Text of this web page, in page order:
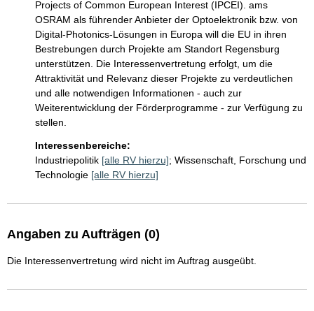
Projects of Common European Interest (IPCEI). ams
OSRAM als führender Anbieter der Optoelektronik bzw. von
Digital-Photonics-Lösungen in Europa will die EU in ihren
Bestrebungen durch Projekte am Standort Regensburg
unterstützen. Die Interessenvertretung erfolgt, um die
Attraktivität und Relevanz dieser Projekte zu verdeutlichen
und alle notwendigen Informationen - auch zur
Weiterentwicklung der Förderprogramme - zur Verfügung zu
stellen.
Interessenbereiche:
Industriepolitik [alle RV hierzu]; Wissenschaft, Forschung und
Technologie [alle RV hierzu]
Angaben zu Aufträgen (0)
Die Interessenvertretung wird nicht im Auftrag ausgeübt.